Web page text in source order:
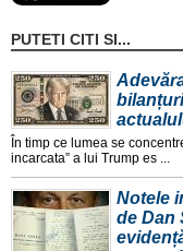
PUTETI CITI SI...
În timp ce lumea se
incarcata” a lui Trump es ...
Notele
de Dan